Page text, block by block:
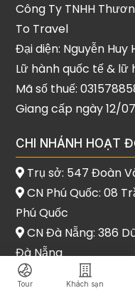
Tour Khách sạn
Công Ty TNHH
To Travel
Đại diện: Nguyễn Huy
Lữ hành quốc tế & lữ
Mã số thuế:
Giang cấp ngày 12/
CHI NHÁNH HOẠT
Trụ sở: 547 Đoàn
CN Phú Quốc: 08
Phú Quốc
CN Đà Nẵng: 386
Đà Nẵng